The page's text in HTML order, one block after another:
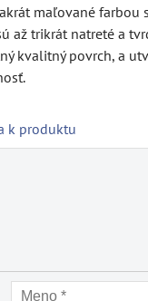
maľované farbou
trikrát natreté a
kvalitný povrch, a
k produktu